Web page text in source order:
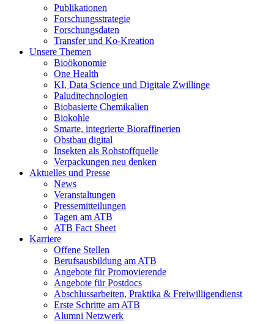
Publikationen
Forschungsstrategie
Forschungsdaten
Transfer und Ko-Kreation
Unsere Themen
Bioökonomie
One Health
KI, Data Science und Digitale Zwillinge
Paluditechnologien
Biobasierte Chemikalien
Biokohle
Smarte, integrierte Bioraffinerien
Obstbau digital
Insekten als Rohstoffquelle
Verpackungen neu denken
Aktuelles und Presse
News
Veranstaltungen
Pressemitteilungen
Tagen am ATB
ATB Fact Sheet
Karriere
Offene Stellen
Berufsausbildung am ATB
Angebote für Promovierende
Angebote für Postdocs
Abschlussarbeiten, Praktika & Freiwilligendienst
Erste Schritte am ATB
Alumni Netzwerk